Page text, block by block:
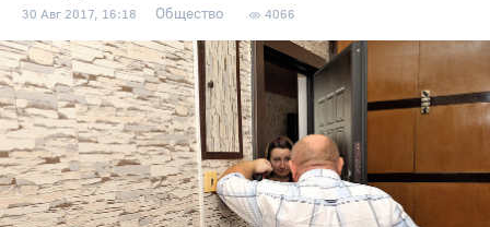
30 Авг 2017, 16:18 Общество 4066